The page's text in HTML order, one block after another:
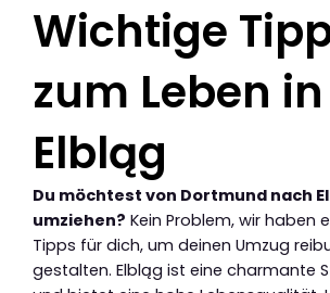
Wichtige
zum Leben in
Elbląg
Du möchtest von Dortmund nach
umziehen? Kein Problem, wir haben
Tipps für dich, um deinen Umzug
gestalten. Elbląg ist eine charmante